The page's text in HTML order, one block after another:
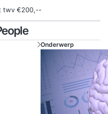
twv €200,--
Onderwerp